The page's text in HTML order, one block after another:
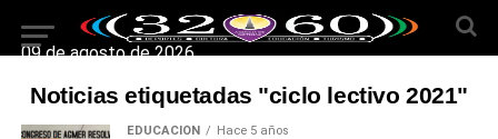
09 de agosto de 2026
Noticias etiquetadas "ciclo lectivo 2021"
EDUCACIÓN Hace 5 años